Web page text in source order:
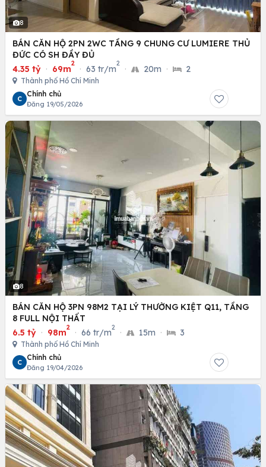
8
BÁN CĂN HỘ 2PN 2WC TẦNG 9 CHUNG CƯ LUMIERE THỦ
ĐỨC CÓ SH ĐẦY ĐỦ
4.35 tỷ · 69m
2
· 63 tr/m
2
· 20m · 2
Thành phố Hồ Chí Minh
C
Chính chủ
Đăng 19/05/2026
8
BÁN CĂN HỘ 3PN 98M2 TẠI LÝ THƯỜNG KIỆT Q11, TẦNG
8 FULL NỘI THẤT
6.5 tỷ · 98m
2
· 66 tr/m
2
· 15m · 3
Thành phố Hồ Chí Minh
C
Chính chủ
Đăng 19/04/2026